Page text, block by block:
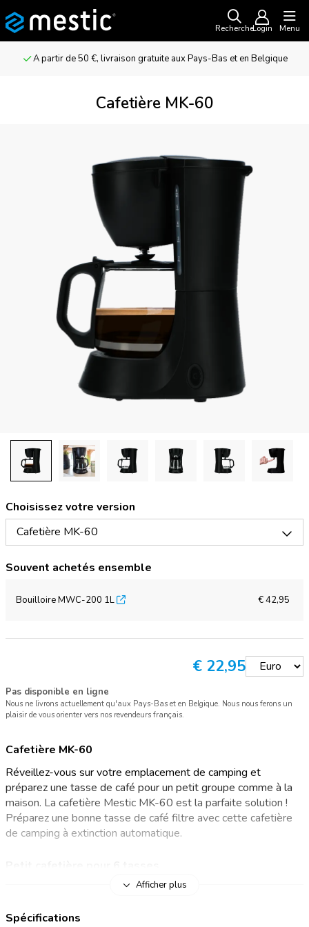
RechercheLogin Menu
A partir de 50 €, livraison gratuite aux Pays-Bas et en Belgique
Cafetière MK-60
Choisissez votre version
Cafetière MK-60
Souvent achetés ensemble
Bouilloire MWC-200 1L € 42,95
€ 22,95
Pas disponible en ligne
Nous ne livrons actuellement qu'aux Pays-Bas et en Belgique. Nous nous ferons un
plaisir de vous orienter vers nos revendeurs français.
Cafetière MK-60
Réveillez-vous sur votre emplacement de camping et
préparez une tasse de café pour un petit groupe comme à la
maison. La cafetière Mestic MK-60 est la parfaite solution !
Préparez une bonne tasse de café filtre avec cette cafetière
de camping à extinction automatique.
ne pourrez pas profiter de l’arôme d’un bon café frais. Même
Afficher plus
Spécifications